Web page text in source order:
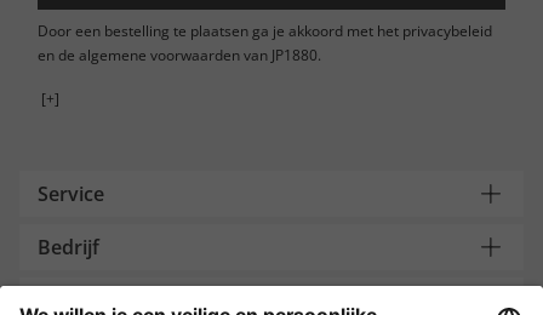
Door een bestelling te plaatsen ga je akkoord met het privacybeleid
en de algemene voorwaarden van JP1880.
[+]
Service
Bedrijf